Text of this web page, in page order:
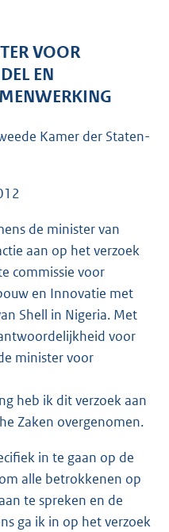
:
5
K
VOOR
EN
Kamer der Staten-
de minister van
aan op het verzoek
commissie voor
en Innovatie met
Shell in Nigeria. Met
voor
minister voor
heb ik dit verzoek aan
Zaken overgenomen.
in te gaan op de
alle betrokkenen op
te spreken en de
ga ik in op het verzoek